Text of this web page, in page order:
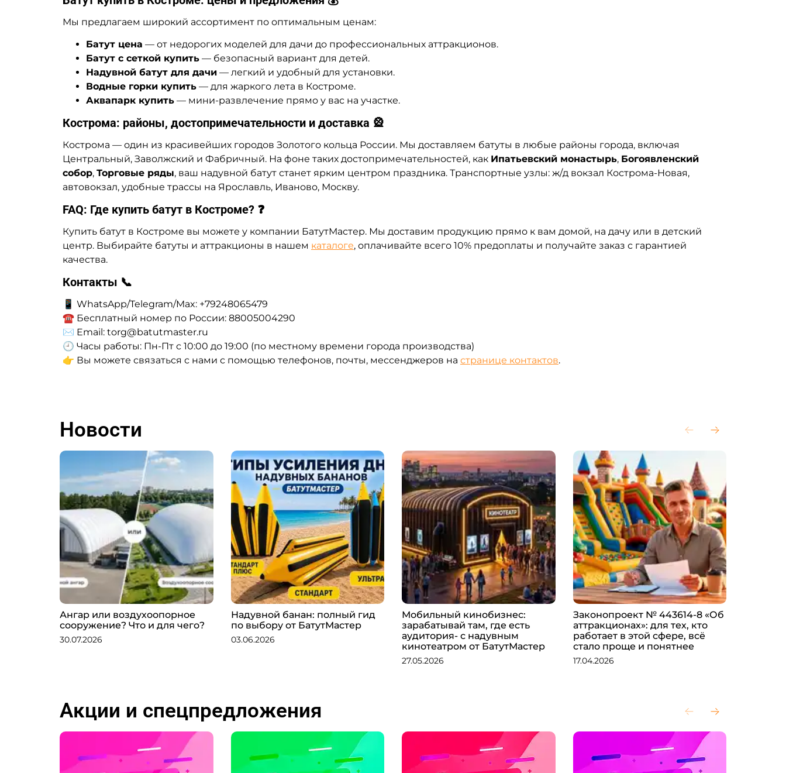
Мы предлагаем широкий ассортимент по оптимальным ценам:
Батут цена — от недорогих моделей для дачи до профессиональных аттракционов.
Батут с сеткой купить — безопасный вариант для детей.
Надувной батут для дачи — легкий и удобный для установки.
Водные горки купить — для жаркого лета в Костроме.
Аквапарк купить — мини-развлечение прямо у вас на участке.
Кострома: районы, достопримечательности и доставка 🎡
Кострома — один из красивейших городов Золотого кольца России. Мы доставляем батуты в любые районы города, включая
Центральный, Заволжский и Фабричный. На фоне таких достопримечательностей, как Ипатьевский монастырь, Богоявленский
собор, Торговые ряды, ваш надувной батут станет ярким центром праздника. Транспортные узлы: ж/д вокзал Кострома-Новая,
автовокзал, удобные трассы на Ярославль, Иваново, Москву.
FAQ: Где купить батут в Костроме? ❓
Купить батут в Костроме вы можете у компании БатутМастер. Мы доставим продукцию прямо к вам домой, на дачу или в детский
центр. Выбирайте батуты и аттракционы в нашем каталоге, оплачивайте всего 10% предоплаты и получайте заказ с гарантией
качества.
Контакты 📞
📱 WhatsApp/Telegram/Max: +79248065479
☎ Бесплатный номер по России: 88005004290
✉ Email: torg@batutmaster.ru
🕘 Часы работы: Пн-Пт с 10:00 до 19:00 (по местному времени города производства)
👉 Вы можете связаться с нами с помощью телефонов, почты, мессенджеров на странице контактов.
Новости
Ангар или воздухоопорное
сооружение? Что и для чего?
30.07.2026
Надувной банан: полный гид
по выбору от БатутМастер
03.06.2026
Мобильный кинобизнес:
зарабатывай там, где есть
аудитория- с надувным
кинотеатром от БатутМастер
27.05.2026
Законопроект № 443614-8 «Об
аттракционах»: для тех, кто
работает в этой сфере, всё
стало проще и понятнее
17.04.2026
Акции и спецпредложения